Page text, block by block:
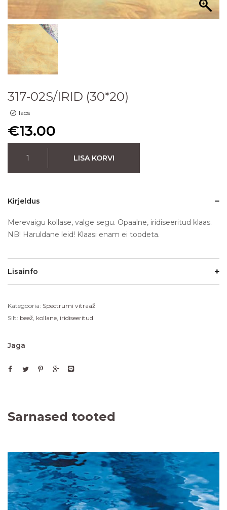
317-02S/IRID (30*20)
laos
€13.00
LISA KORVI
Kirjeldus
Merevaigu kollase, valge segu. Opaalne, iridiseeritud klaas.
NB! Haruldane leid! Klaasi enam ei toodeta.
Lisainfo
Kategooria: Spectrumi vitraaž
Silt: beež, kollane, iridiseeritud
Jaga
Sarnased tooted